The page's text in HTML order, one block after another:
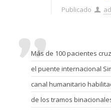
Publicado
Más de 100 pacientes
el puente internacional
canal humanitario
de los tramos